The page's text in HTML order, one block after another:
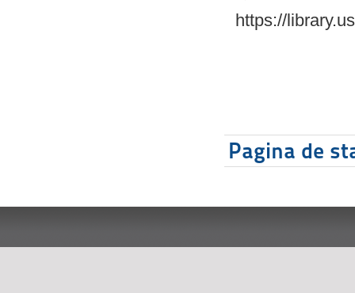
https://
Pagina de